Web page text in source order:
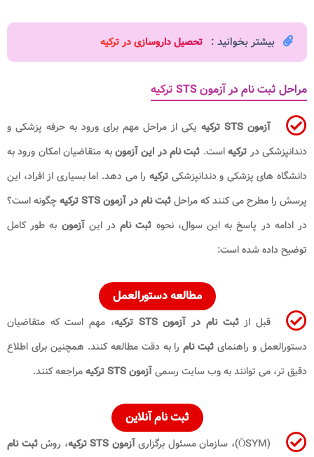
بیشتر بخوانید : تحصیل داروسازی در ترکیه
مراحل ثبت نام در آزمون STS ترکیه
آزمون STS ترکیه
یکی از مراحل مهم برای ورود به حرفه پزشکی و
دندانپزشکی در ترکیهاست. ثبت نام در این آزمونبه متقاضیان امکان ورود به
دانشگاه های پزشکی و دندانپزشکیترکیه را می دهد. اما بسیاری از افراد، این
پرسش را مطرح می کنند که مراحلثبت نام در آزمون STS ترکیه
چگونه است؟
در ادامه در پاسخ به این سوال، نحوه ثبت نامدر اینآزمون به طور کامل
توضیح داده شده است:
مطالعه دستورالعمل
قبل ازثبت نام در آزمون STS ترکیه
، مهم است که متقاضیان
دستورالعمل و راهنمای ثبت نام را به دقت مطالعه کنند. همچنین برای اطلاع
دقیق تر، می توانند به وب سایت رسمیآزمون STS ترکیه مراجعه کنند.
ثبت نام آنلاین
(ÖSYM)، سازمان مسئول برگزاری آزمون STS ترکیه ، روشثبت نام